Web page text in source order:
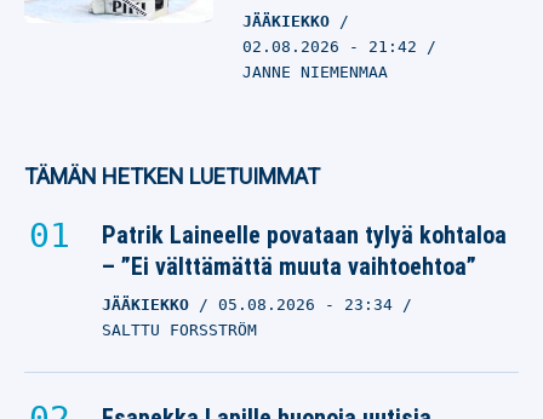
JÄÄKIEKKO
02.08.2026 - 21:42
JANNE NIEMENMAA
TÄMÄN HETKEN LUETUIMMAT
Patrik Laineelle povataan tylyä kohtaloa
– ”Ei välttämättä muuta vaihtoehtoa”
JÄÄKIEKKO 05.08.2026 - 23:34
SALTTU FORSSTRÖM